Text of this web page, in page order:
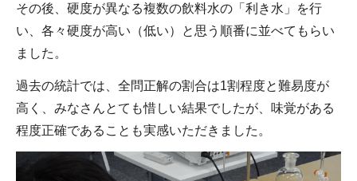
その後、硬度が異なる複数の飲料水の「利き水」を行
い、各々硬度が高い（低い）と思う順番に並べてもらい
ました。
過去の統計では、全問正解の割合は1割程度と難易度が
高く、みなさんとても惜しい結果でしたが、味覚がある
程度正確であることも実感いただきました。